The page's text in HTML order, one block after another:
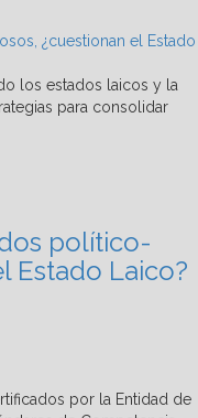
¿cuestionan el Estado
político-
Estado Laico?